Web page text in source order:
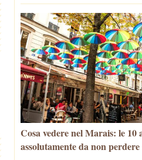
Cosa vedere nel Marais: le 10
assolutamente da non perdere